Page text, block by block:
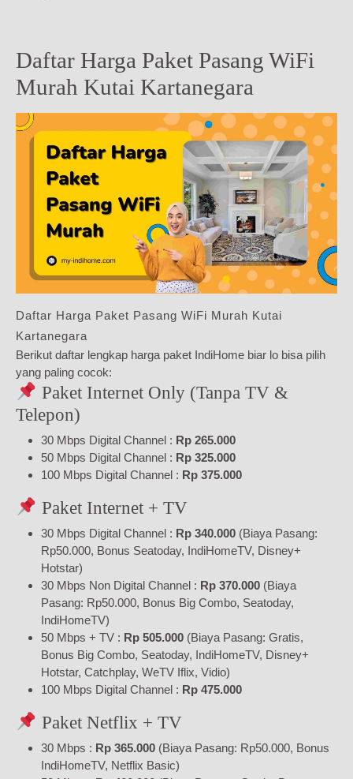
Daftar Harga Paket Pasang WiFi
Murah Kutai Kartanegara
Daftar Harga Paket Pasang WiFi Murah Kutai
Kartanegara
Berikut daftar lengkap harga paket IndiHome biar lo bisa pilih
yang paling cocok:
Paket Internet Only (Tanpa TV &
Telepon)
30 Mbps Digital Channel : Rp 265.000
50 Mbps Digital Channel : Rp 325.000
100 Mbps Digital Channel : Rp 375.000
Paket Internet + TV
30 Mbps Digital Channel : Rp 340.000 (Biaya Pasang:
Rp50.000, Bonus Seatoday, IndiHomeTV, Disney+
Hotstar)
30 Mbps Non Digital Channel : Rp 370.000 (Biaya
Pasang: Rp50.000, Bonus Big Combo, Seatoday,
IndiHomeTV)
50 Mbps + TV : Rp 505.000 (Biaya Pasang: Gratis,
Bonus Big Combo, Seatoday, IndiHomeTV, Disney+
Hotstar, Catchplay, WeTV Iflix, Vidio)
100 Mbps Digital Channel : Rp 475.000
Paket Netflix + TV
30 Mbps : Rp 365.000 (Biaya Pasang: Rp50.000, Bonus
IndiHomeTV, Netflix Basic)